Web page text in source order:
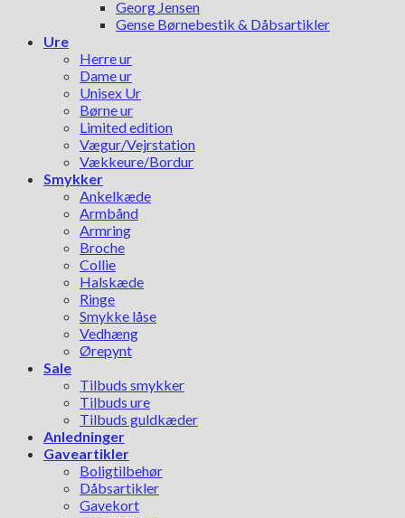
Georg Jensen
Gense Børnebestik & Dåbsartikler
Ure
Herre ur
Dame ur
Unisex Ur
Børne ur
Limited edition
Vægur/Vejrstation
Vækkeure/Bordur
Smykker
Ankelkæde
Armbånd
Armring
Broche
Collie
Halskæde
Ringe
Smykke låse
Vedhæng
Ørepynt
Sale
Tilbuds smykker
Tilbuds ure
Tilbuds guldkæder
Anledninger
Gaveartikler
Boligtilbehør
Dåbsartikler
Gavekort